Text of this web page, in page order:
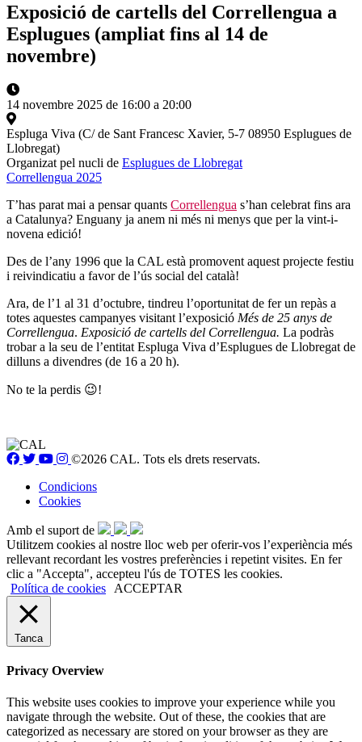
Exposició de cartells del Correllengua a
Esplugues (ampliat fins al 14 de
novembre)
14 novembre 2025 de 16:00 a 20:00
Espluga Viva (C/ de Sant Francesc Xavier, 5-7 08950 Esplugues de
Llobregat)
Organizat pel nucli de Esplugues de Llobregat
Correllengua 2025
T’has parat mai a pensar quants Correllengua s’han celebrat fins ara
a Catalunya? Enguany ja anem ni més ni menys que per la vint-i-
novena edició!
Des de l’any 1996 que la CAL està promovent aquest projecte festiu
i reivindicatiu a favor de l’ús social del català!
Ara, de l’1 al 31 d’octubre, tindreu l’oportunitat de fer un repàs a
totes aquestes campanyes visitant l’exposició Més de 25 anys de
Correllengua. Exposició de cartells del Correllengua. La podràs
trobar a la seu de l’entitat Espluga Viva d’Esplugues de Llobregat de
dilluns a divendres (de 16 a 20 h).
No te la perdis 😉!
©2026 CAL. Tots els drets reservats.
Condicions
Cookies
Amb el suport de
Utilitzem cookies al nostre lloc web per oferir-vos l’experiència més
rellevant recordant les vostres preferències i repetint visites. En fer
clic a "Accepta", accepteu l'ús de TOTES les cookies.
Política de cookies
ACCEPTAR
Tanca
Privacy Overview
This website uses cookies to improve your experience while you
navigate through the website. Out of these, the cookies that are
categorized as necessary are stored on your browser as they are